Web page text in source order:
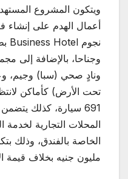
ويتكون المشروع
أعمال الهدم على
وجناحا، بالإضافة إلى
ونادٍ صحي (سبا) وجيم،
تحت الأرض) كأماكن
691 سيارة، كذلك
المحلات التجارية
مليون جنيه بخلاف قيمة